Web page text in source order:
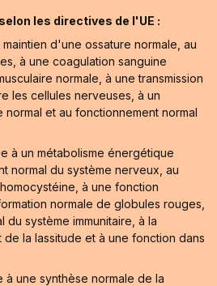
les directives de l'UE :
d'une ossature normale, au
à une coagulation sanguine
normale, à une transmission
les cellules nerveuses, à un
et au fonctionnement normal
à un métabolisme énergétique
normal du système nerveux, au
à une fonction
normale de globules rouges,
du système immunitaire, à la
la lassitude et à une fonction dans
à une synthèse normale de la